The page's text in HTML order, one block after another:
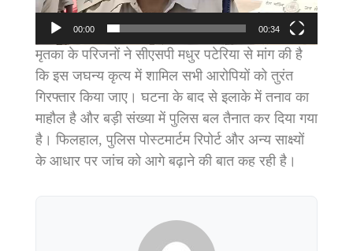
00:00 00:34
मृतका के परिजनों ने सीएसपी मधुर पटेरिया से मांग की है
कि इस जघन्य कृत्य में शामिल सभी आरोपियों को तुरंत
गिरफ्तार किया जाए। घटना के बाद से इलाके में तनाव का
माहौल है और बड़ी संख्या में पुलिस बल तैनात कर दिया गया
है। फिलहाल, पुलिस पोस्टमार्टम रिपोर्ट और अन्य साक्ष्यों
के आधार पर जांच को आगे बढ़ाने की बात कह रही है।